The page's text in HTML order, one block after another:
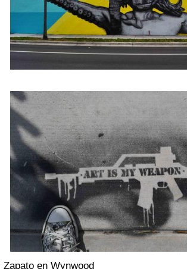
Zapato en Wynwood